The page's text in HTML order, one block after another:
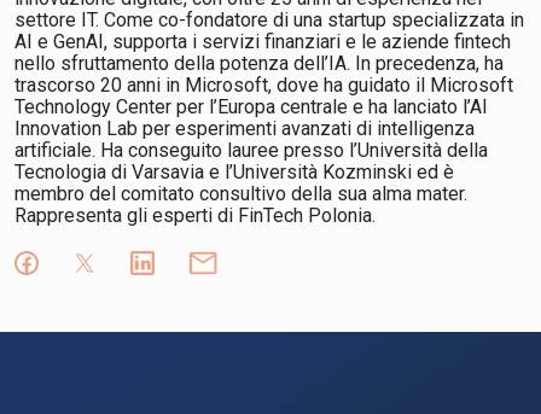
settore IT. Come co-fondatore di una startup specializzata in
AI e GenAI, supporta i servizi finanziari e le aziende fintech
nello sfruttamento della potenza dell’IA. In precedenza, ha
trascorso 20 anni in Microsoft, dove ha guidato il Microsoft
Technology Center per l’Europa centrale e ha lanciato l’AI
Innovation Lab per esperimenti avanzati di intelligenza
artificiale. Ha conseguito lauree presso l’Università della
Tecnologia di Varsavia e l’Università Kozminski ed è
membro del comitato consultivo della sua alma mater.
Rappresenta gli esperti di FinTech Polonia.